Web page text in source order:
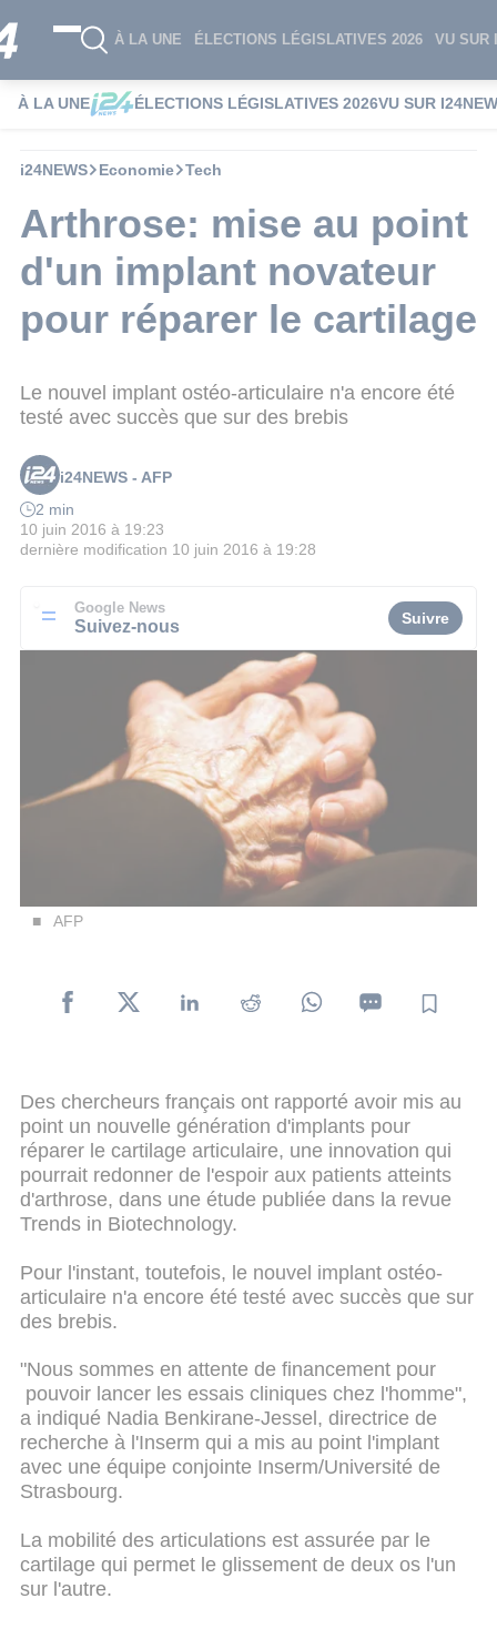
À LA UNE ÉLECTIONS LÉGISLATIVES 2026 VU SUR
À LA UNE ÉLECTIONS LÉGISLATIVES 2026VU SUR
i24NEWS Economie Tech
Arthrose: mise au point
d'un implant novateur
pour réparer le cartilage
Le nouvel implant ostéo-articulaire n'a encore été
testé avec succès que sur des brebis
i24NEWS - AFP
2 min
10 juin 2016 à 19:23
dernière modification 10 juin 2016 à 19:28
Google News
Suivez-nous Suivre
AFP
Des chercheurs français ont rapporté avoir mis au
point un nouvelle génération d'implants pour
réparer le cartilage articulaire, une innovation qui
pourrait redonner de l'espoir aux patients atteints
d'arthrose, dans une étude publiée dans la revue
Trends in Biotechnology.
Pour l'instant, toutefois, le nouvel implant ostéo-
articulaire n'a encore été testé avec succès que sur
des brebis.
"Nous sommes en attente de financement pour
pouvoir lancer les essais cliniques chez l'homme",
a indiqué Nadia Benkirane-Jessel, directrice de
recherche à l'Inserm qui a mis au point l'implant
avec une équipe conjointe Inserm/Université de
Strasbourg.
La mobilité des articulations est assurée par le
cartilage qui permet le glissement de deux os l'un
sur l'autre.